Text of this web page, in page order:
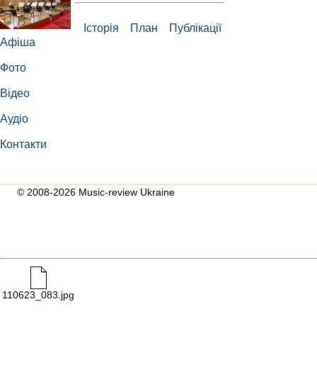
Афіша
Фото
Відео
Аудіо
Контакти
Історія План Публікації
© 2008-2026 Music-review Ukraine
110623_083.jpg